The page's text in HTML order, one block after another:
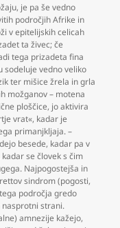
, je pa še vedno
področjih Afrike in
v epitelijskih celicah
ta živec; če
tega prizadeta fina
sodeluje vedno veliko
ter mišice žrela in grla
možganov – motena
ploščice, jo aktivira
vrat«, kadar je
primanjkljaja. –
besede, kadar pa v
kadar se človek s čim
Najpogostejša in
sindrom (pogosti,
področja gredo
strani.
amnezije kažejo,